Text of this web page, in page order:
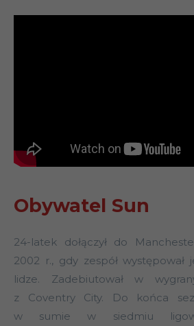
Obywatel Sun
24-latek dołączył do
2002 r., gdy zespół występował
lidze. Zadebiutował w
z Coventry City. Do końca
w sumie w siedmiu